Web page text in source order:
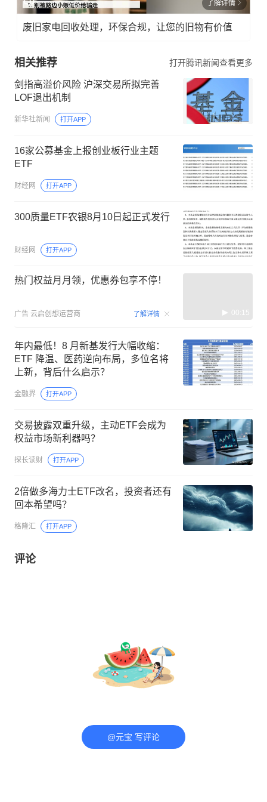
了解详情
废旧家电回收处理，环保合规，让您的旧物有价值
相关推荐 打开腾讯新闻查看更多
剑指高溢价风险 沪深交易所拟完善
LOF退出机制
新华社新闻 打开APP
16家公募基金上报创业板行业主题
ETF
财经网 打开APP
300质量ETF农银8月10日起正式发行
财经网 打开APP
热门权益月月领，优惠券包享不停！
广告 云启创想运营商 了解详情 00:15
年内最低！8 月新基发行大幅收缩：
ETF 降温、医药逆向布局，多位名将
上新，背后什么启示？
金融界 打开APP
交易披露双重升级，主动ETF会成为
权益市场新利器吗？
探长读财 打开APP
2倍做多海力士ETF改名，投资者还有
回本希望吗？
格隆汇 打开APP
评论
@元宝 写评论